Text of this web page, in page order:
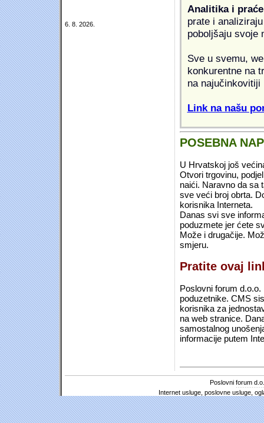
6. 8. 2026.
Analitika i
prate i
poboljšaju svoje
Sve u svemu,
konkurentne na
na najučinkovitiji
Link na našu
POSEBNA
U Hrvatskoj još
Otvori trgovinu,
naići. Naravno da sa
sve veći broj obrta.
korisnika Interneta.
Danas svi sve
poduzmete jer ćete
Može i drugačije.
smjeru.
Pratite ovaj
Poslovni forum
poduzetnike. CMS
korisnika za
na web stranice.
samostalnog
informacije putem
Poslovni forum
Internet usluge, poslovne usluge,